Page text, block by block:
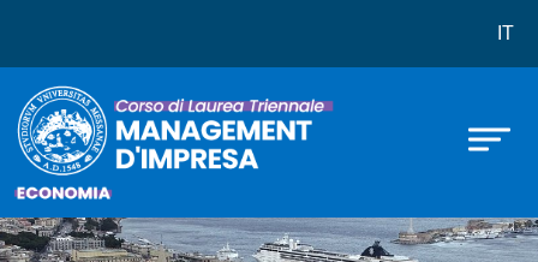
Corso di laurea in Management IT
Immagine